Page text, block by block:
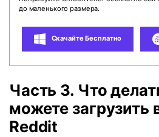
до маленького размера.
Скачайте Бесплатно
Часть 3. Что
можете загрузить
Reddit